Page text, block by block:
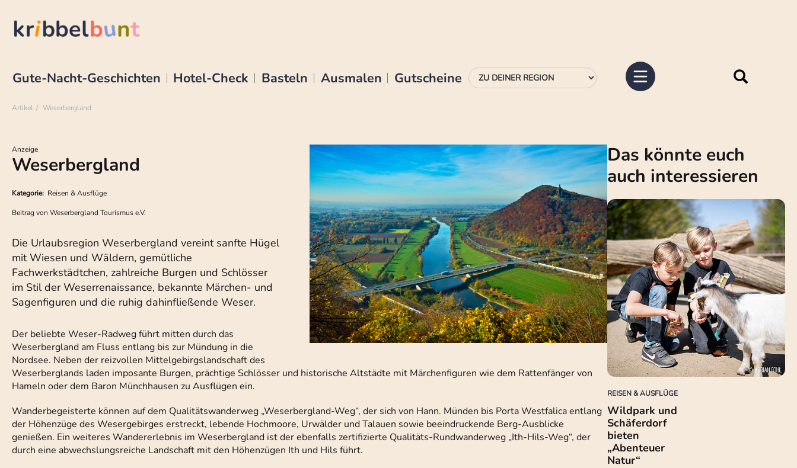
Gute-Nacht-Geschichten Hotel-Check Basteln Ausmalen Gutscheine
Artikel Weserbergland
Anzeige
Weserbergland
Kategorie: Reisen & Ausflüge
Beitrag von Weserbergland Tourismus e.V.
Die Urlaubsregion Weserbergland vereint sanfte Hügel
mit Wiesen und Wäldern, gemütliche
Fachwerkstädtchen, zahlreiche Burgen und Schlösser
im Stil der Weserrenaissance, bekannte Märchen- und
Sagenfiguren und die ruhig dahinfließende Weser.
Der beliebte Weser-Radweg führt mitten durch das
Weserbergland am Fluss entlang bis zur Mündung in die
Nordsee. Neben der reizvollen Mittelgebirgslandschaft des
Weserberglands laden imposante Burgen, prächtige Schlösser und historische Altstädte mit Märchenfiguren wie dem Rattenfänger von
Hameln oder dem Baron Münchhausen zu Ausflügen ein.
Wanderbegeisterte können auf dem Qualitätswanderweg „Weserbergland-Weg“, der sich von Hann. Münden bis Porta Westfalica entlang
der Höhenzüge des Wesergebirges erstreckt, lebende Hochmoore, Urwälder und Talauen sowie beeindruckende Berg-Ausblicke
genießen. Ein weiteres Wandererlebnis im Weserbergland ist der ebenfalls zertifizierte Qualitäts-Rundwanderweg „Ith-Hils-Weg“, der
durch eine abwechslungsreiche Landschaft mit den Höhenzügen Ith und Hils führt.
Das könnte euch
auch interessieren
REISEN & AUSFLÜGE
Wildpark und
Schäferdorf
bieten
„Abenteuer
Natur“